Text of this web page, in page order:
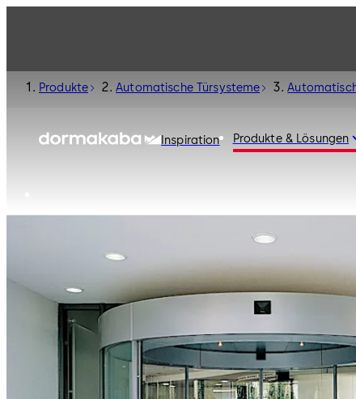
Inspiration Produkte & Lösungen
Produkte Automatische Türsysteme